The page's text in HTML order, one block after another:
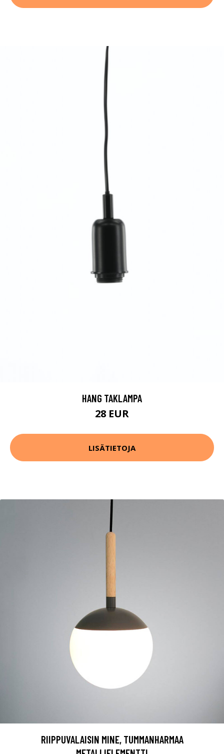
HANG TAKLAMPA
28 EUR
LISÄTIETOJA
RIIPPUVALAISIN MINE, TUMMANHARMAA